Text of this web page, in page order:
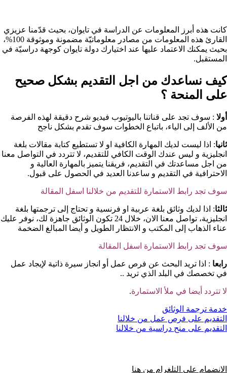
كانت هذه أبرز المعلومات عن الدراسة في تايوان، بحيث قدّمنا عزيزي
القارئ هذه المعلومات من مصادر معلوماتيّة مضمونة وموثوقة 100%،
بحيث يمكنك الاعتماد عليها عند اختيارك دولة تايوان كوجهة دراسيّة في
المستقبل.
كيف نساعدك من اجل التقديم بشكل صحيح
على المنحة ؟​
أولا : سوف تجد على قناتنا باليوتيوب فيديو شرح دقيقة لهذه الفرصة
من الألف إلى الياء، باتباع الخطوات سوف تقدم بشكل ناجح
ثانيا: اذا ليست لديك المهارة الكافية او لا تستطيع كتابة مقالات بلغة
انجليزية و ليس عندك الوقت الكافي للتقديم، لا تتردد في التواصل معنا
من اجل مساعدتك في التقديم، فريقنا يتميز بالمهارة العالية و
الاحترافية في التقديم و ساعدنا العديد في الحصول على قبول.
سوف تجد رابط الاستمارة للتقديم من خلالنا اسفل المقالة
ثالثا: اذا لديك وثائق بلغة عربية او فرنسية و تحتاج إلى ترجمتها بلغة
انجليزية، تواصل معنا الان، خلال 24 تكون الوثائق جاهزة لك، نوفر عليك
عناء الذهاب إلى المكتب و الانتظار الطويل و أيضا المبالغ الضخمة
سوف تجد رابط الاستمارة اسفل المقالة
رابعا : اذا تريد البحث عن فرص عمل أو انجاز سيرة ذاتية لإيجاد عمل
في تخصصك في البلد الذي تريد ..
لا تتردد أيضا في ملأ الاستمارة.
خدمة ترجمة الوثائق
التقديم على فرص عمل من خلالنا
التقديم على منح دراسية من خلالنا
الانضمام على التلغرام من هنا